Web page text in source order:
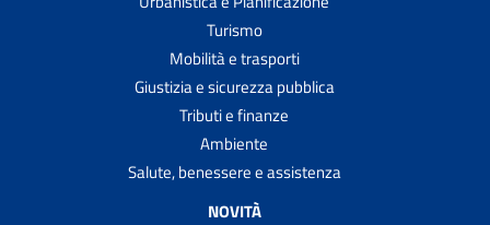
Turismo
Mobilità e trasporti
Giustizia e sicurezza pubblica
Tributi e finanze
Ambiente
Salute, benessere e assistenza
NOVITÀ